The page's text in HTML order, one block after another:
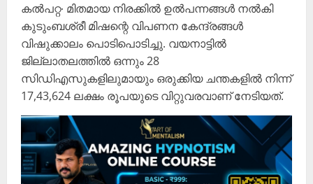
കൽപറ്റ∙ മിതമായ നിരക്കിൽ ഉൽപന്നങ്ങൾ നൽകി
കുടുംബശ്രീ മിഷന്റെ വിപണന കേന്ദ്രങ്ങൾ
വിഷുക്കാലം പൊടിപൊടിച്ചു. വയനാട്ടിൽ
ജില്ലാതലത്തിൽ ഒന്നും 28
സിഡിഎസുകളിലുമായും ഒരുക്കിയ ചന്തകളിൽ നിന്ന്
17,43,624 ലക്ഷം രൂപയുടെ വിറ്റുവരവാണ് നേടിയത്.